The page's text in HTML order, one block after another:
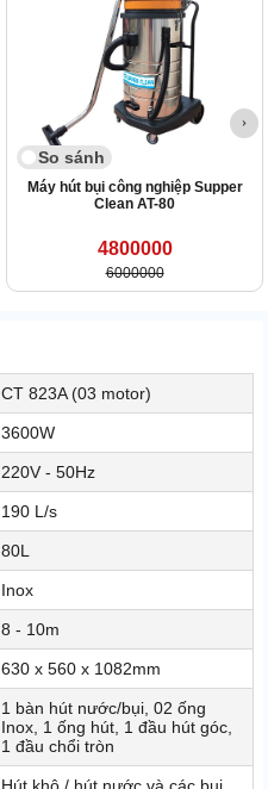
So sánh
Máy hút bụi công nghiệp Supper
Clean AT-80
4800000
6000000
CT 823A (03 motor)
3600W
220V - 50Hz
190 L/s
80L
Inox
8 - 10m
630 x 560 x 1082mm
1 bàn hút nước/bụi, 02 ống
Inox, 1 ống hút, 1 đầu hút góc,
1 đầu chổi tròn